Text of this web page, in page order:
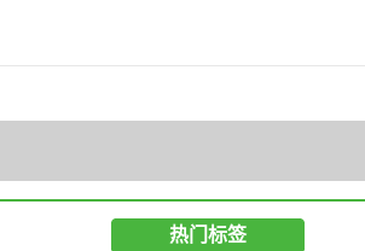
热门标签